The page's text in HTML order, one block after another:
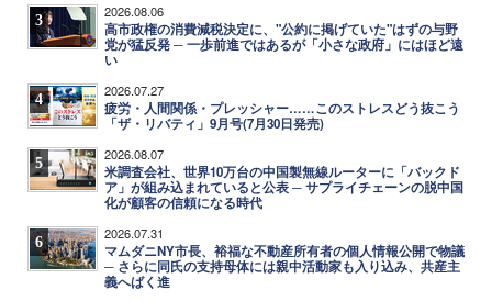
3 2026.08.06
高市政権の消費減税決定に、"公約に掲げていた"はずの与野
党が猛反発 ─ 一歩前進ではあるが「小さな政府」にはほど遠
い
4 2026.07.27
疲労・人間関係・プレッシャー……このストレスどう抜こう
「ザ・リバティ」9月号(7月30日発売)
5 2026.08.07
米調査会社、世界10万台の中国製無線ルーターに「バックド
ア」が組み込まれていると公表 ─ サプライチェーンの脱中国
化が顧客の信頼になる時代
6 2026.07.31
マムダニNY市長、裕福な不動産所有者の個人情報公開で物議
─ さらに同氏の支持母体には親中活動家も入り込み、共産主
義へばく進